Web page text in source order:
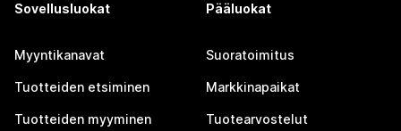
Sovellusluokat
Myyntikanavat
Tuotteiden etsiminen
Tuotteiden myyminen
Pääluokat
Suoratoimitus
Markkinapaikat
Tuotearvostelut